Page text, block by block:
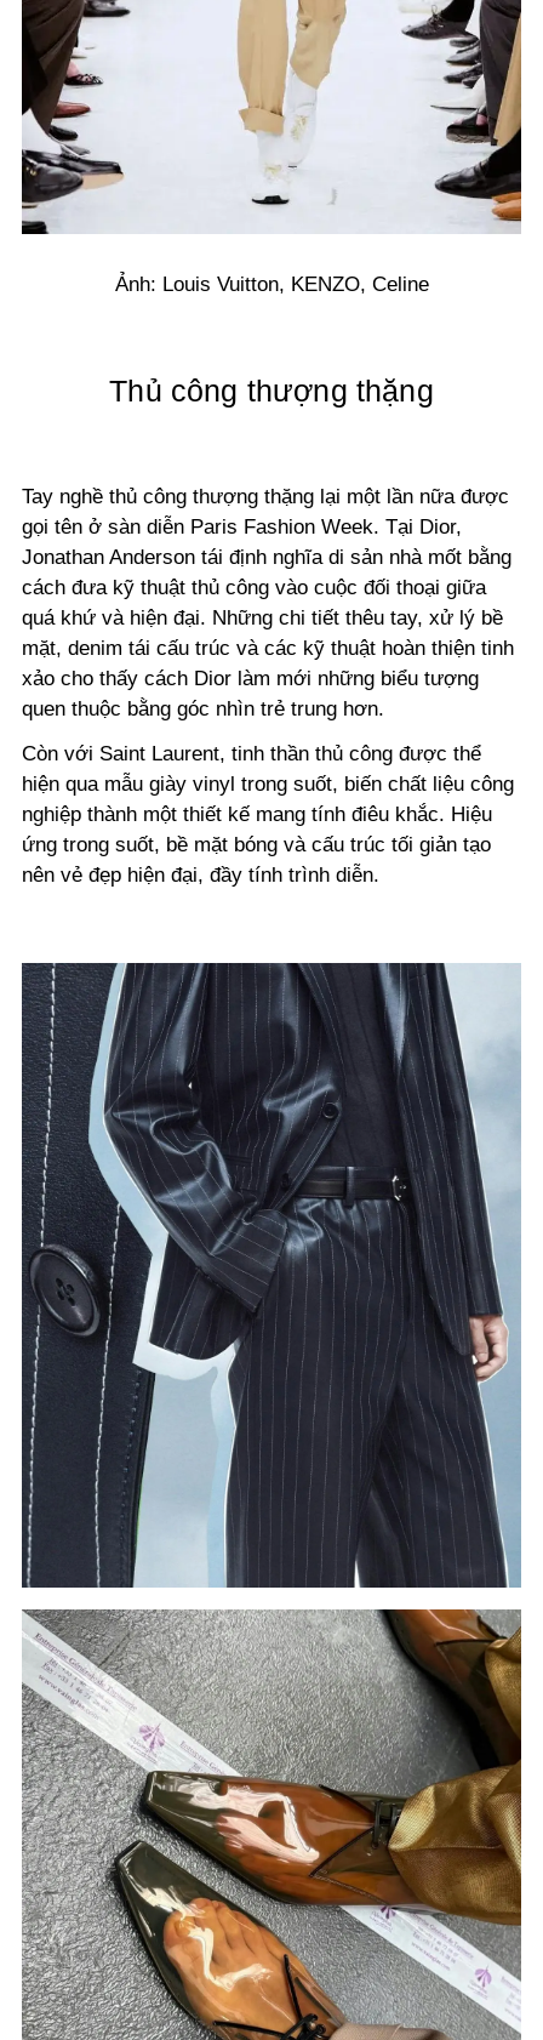
Ảnh: Louis Vuitton, KENZO, Celine
Thủ công thượng thặng
Tay nghề thủ công thượng thặng lại một lần nữa được
gọi tên ở sàn diễn Paris Fashion Week. Tại Dior,
Jonathan Anderson tái định nghĩa di sản nhà mốt bằng
cách đưa kỹ thuật thủ công vào cuộc đối thoại giữa
quá khứ và hiện đại. Những chi tiết thêu tay, xử lý bề
mặt, denim tái cấu trúc và các kỹ thuật hoàn thiện tinh
xảo cho thấy cách Dior làm mới những biểu tượng
quen thuộc bằng góc nhìn trẻ trung hơn.
Còn với Saint Laurent, tinh thần thủ công được thể
hiện qua mẫu giày vinyl trong suốt, biến chất liệu công
nghiệp thành một thiết kế mang tính điêu khắc. Hiệu
ứng trong suốt, bề mặt bóng và cấu trúc tối giản tạo
nên vẻ đẹp hiện đại, đầy tính trình diễn.